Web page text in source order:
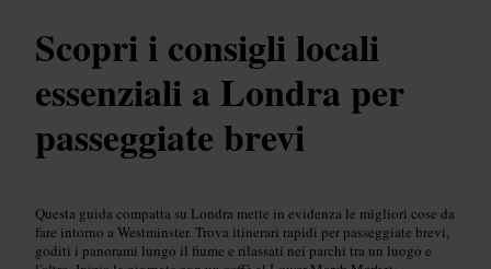
Scopri i consigli locali
essenziali a Londra per
passeggiate brevi
Questa guida compatta su Londra mette in evidenza le migliori cose da
fare intorno a Westminster. Trova itinerari rapidi per passeggiate brevi,
goditi i panorami lungo il fiume e rilassati nei parchi tra un luogo e